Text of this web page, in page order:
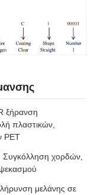
ξήρανση
πλαστικών,
PET
Συγκόλληση χορδών,
μελάνης σε